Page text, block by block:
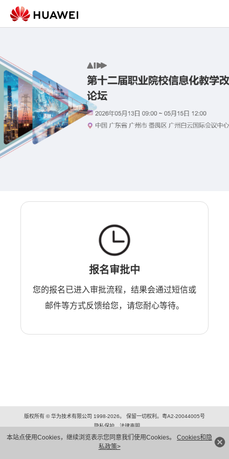
本站点使用Cookies，继续浏览表示您同意我们使用Cookies。 Cookies和隐
私政策>
报名审批中
您的报名已进入审批流程，结果会通过短信或
邮件等方式反馈给您，请您耐心等待。
版权所有 © 华为技术有限公司 1998-2026。 保留一切权利。粤A2-20044005号
隐私保护
法律声明